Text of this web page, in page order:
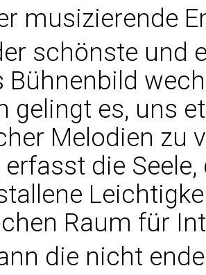
musizierende
schönste und
Bühnenbild
gelingt es, uns
Melodien zu
erfasst die
Raum für
die nicht